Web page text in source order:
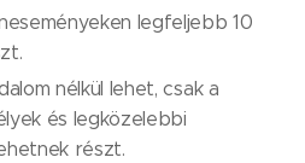
legfeljebb 10
nélkül lehet, csak a
és legközelebbi
részt.